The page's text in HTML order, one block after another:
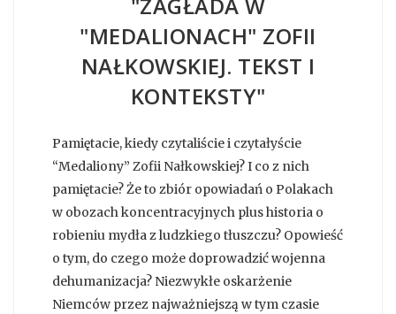
"ZAGŁADA W
"MEDALIONACH" ZOFII
NAŁKOWSKIEJ. TEKST I
KONTEKSTY"
Pamiętacie, kiedy czytaliście i czytałyście
“Medaliony” Zofii Nałkowskiej? I co z nich
pamiętacie? Że to zbiór opowiadań o Polakach
w obozach koncentracyjnych plus historia o
robieniu mydła z ludzkiego tłuszczu? Opowieść
o tym, do czego może doprowadzić wojenna
dehumanizacja? Niezwykłe oskarżenie
Niemców przez najważniejszą w tym czasie